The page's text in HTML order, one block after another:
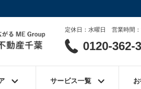
定休日：水曜日 営業時間
0120-362-
サービス一覧